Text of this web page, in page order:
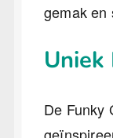
gemak en
Uniek
De Funky